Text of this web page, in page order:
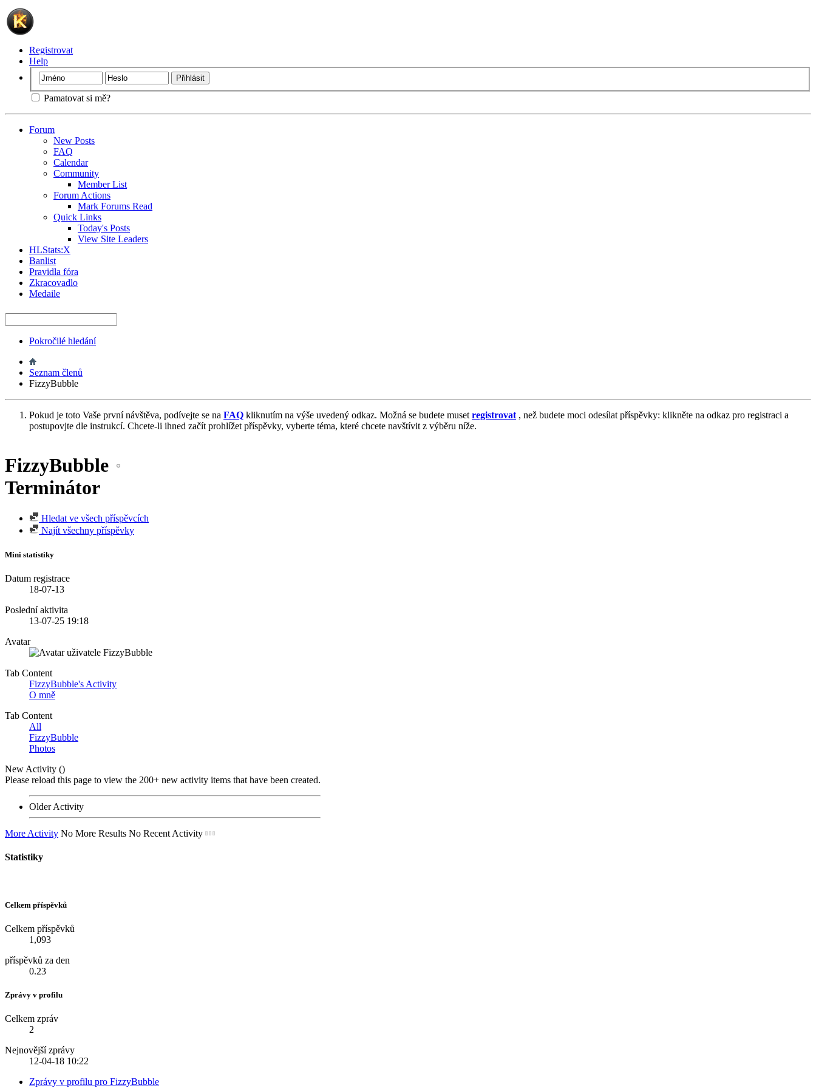
Registrovat
Help
Pamatovat si mě?
Forum
New Posts
FAQ
Calendar
Community
Member List
Forum Actions
Mark Forums Read
Quick Links
Today's Posts
View Site Leaders
HLStats:X
Banlist
Pravidla fóra
Zkracovadlo
Medaile
Pokročilé hledání
Seznam členů
FizzyBubble
Pokud je toto Vaše první návštěva, podívejte se na FAQ kliknutím na výše uvedený odkaz. Možná se budete muset registrovat , než budete moci odesílat příspěvky: klikněte na odkaz pro registraci a
postupovjte dle instrukcí. Chcete-li ihned začít prohlížet příspěvky, vyberte téma, které chcete navštívit z výběru níže.
FizzyBubble
Terminátor
Hledat ve všech příspěvcích
Najít všechny příspěvky
Mini statistiky
Datum registrace
18-07-13
Poslední aktivita
13-07-25 19:18
Avatar
Tab Content
FizzyBubble's Activity
O mně
Tab Content
All
FizzyBubble
Photos
New Activity ()
Please reload this page to view the 200+ new activity items that have been created.
Older Activity
More Activity No More Results No Recent Activity
Statistiky
Celkem příspěvků
Celkem příspěvků
1,093
příspěvků za den
0.23
Zprávy v profilu
Celkem zpráv
2
Nejnovější zprávy
12-04-18 10:22
Zprávy v profilu pro FizzyBubble